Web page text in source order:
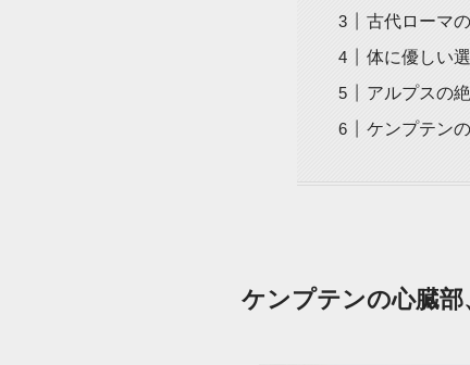
古代ローマ
体に優しい
アルプスの
ケンプテン
ケンプテンの心臓